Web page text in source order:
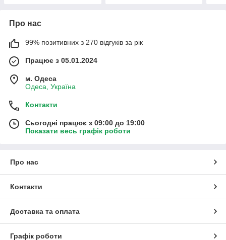
Про нас
99% позитивних з 270 відгуків за рік
Працює з 05.01.2024
м. Одеса
Одеса, Україна
Контакти
Сьогодні працює з 09:00 до 19:00
Показати весь графік роботи
Про нас
Контакти
Доставка та оплата
Графік роботи